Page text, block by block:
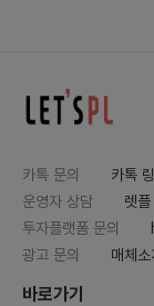
카톡 문의
카톡
운영자 상담
렛
투자플랫폼 문의
광고 문의
매체
바로가기